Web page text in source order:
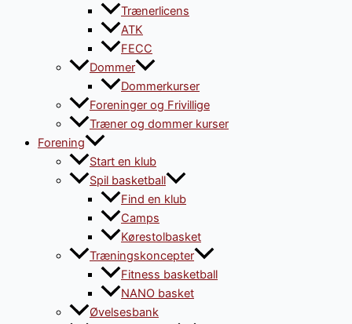
Trænerlicens
ATK
FECC
Dommer
Dommerkurser
Foreninger og Frivillige
Træner og dommer kurser
Forening
Start en klub
Spil basketball
Find en klub
Camps
Kørestolbasket
Træningskoncepter
Fitness basketball
NANO basket
Øvelsesbank